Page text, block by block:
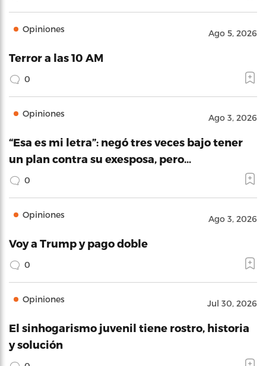
Opiniones Ago 5, 2026
Terror a las 10 AM
0
Opiniones Ago 3, 2026
“Esa es mi letra”: negó tres veces bajo tener
un plan contra su exesposa, pero…
0
Opiniones Ago 3, 2026
Voy a Trump y pago doble
0
Opiniones Jul 30, 2026
El sinhogarismo juvenil tiene rostro, historia
y solución